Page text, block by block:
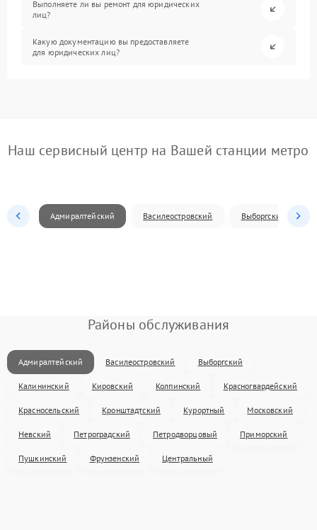
Выполняете ли вы ремонт для юридических
лиц?
Какую документацию вы предоставляете
для юридических лиц?
Наш сервисный центр на Вашей станции метро
Адмиралтейский Василеостровский Выборгский
Районы обслуживания
Адмиралтейский Василеостровский Выборгский
Калининский Кировский Колпинский Красногвардейский
Красносельский Кронштадтский Курортный Московский
Невский Петроградский Петродворцовый Приморский
Пушкинский Фрунзенский Центральный